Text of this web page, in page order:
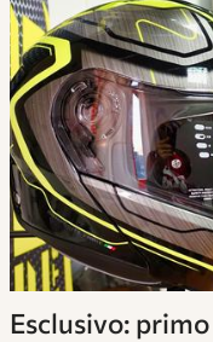
Esclusivo: